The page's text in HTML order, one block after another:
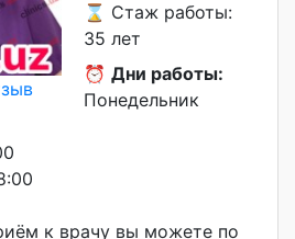
⌛ Стаж работы:
35 лет
⏰ Дни работы:
Понедельник
к врачу вы можете по